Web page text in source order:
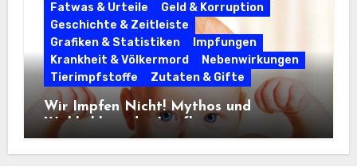
Fatwas & Urteile
Geld & Korruption
Geschichte & Zeitleiste
Grafiken & Statistiken
Impfungen
Krankheit & Völkermord
Nebenwirkungen
Tierimpfstoffe
Zutaten & Gifte
Wir Impfen Nicht! Mythos und
Wirklichkeit der Impfkampagnen
(ganzer Film) – 2014